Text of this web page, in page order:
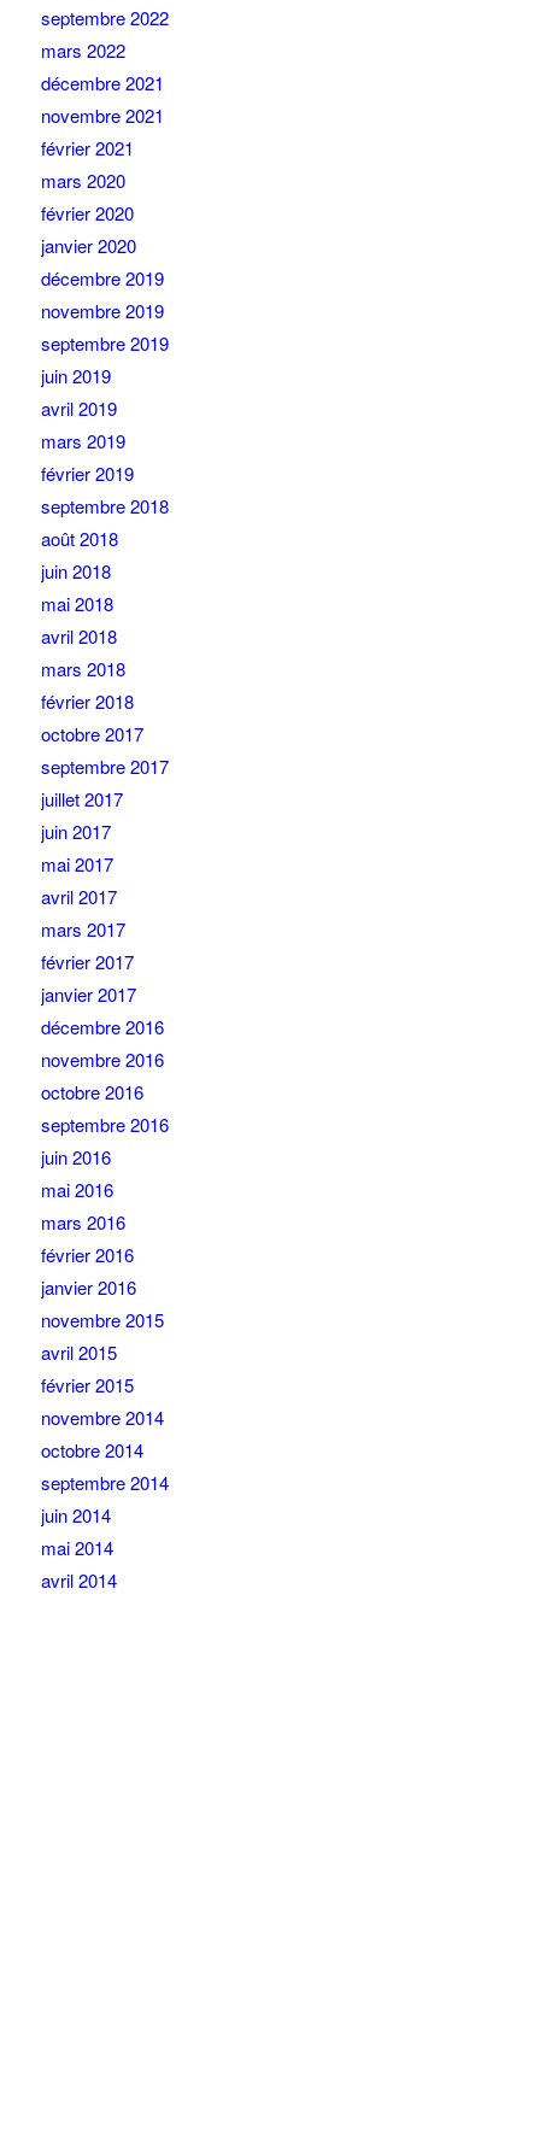
septembre 2022
mars 2022
décembre 2021
novembre 2021
février 2021
mars 2020
février 2020
janvier 2020
décembre 2019
novembre 2019
septembre 2019
juin 2019
avril 2019
mars 2019
février 2019
septembre 2018
août 2018
juin 2018
mai 2018
avril 2018
mars 2018
février 2018
octobre 2017
septembre 2017
juillet 2017
juin 2017
mai 2017
avril 2017
mars 2017
février 2017
janvier 2017
décembre 2016
novembre 2016
octobre 2016
septembre 2016
juin 2016
mai 2016
mars 2016
février 2016
janvier 2016
novembre 2015
avril 2015
février 2015
novembre 2014
octobre 2014
septembre 2014
juin 2014
mai 2014
avril 2014